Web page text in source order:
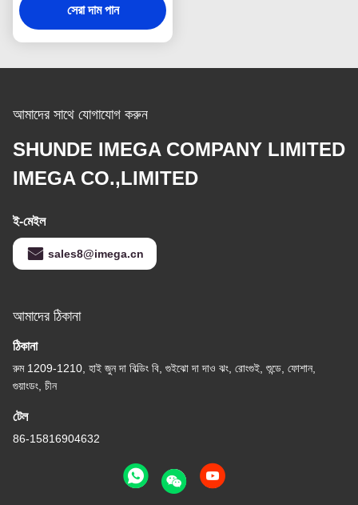
সেরা দাম পান
আমাদের সাথে যোগাযোগ করুন
SHUNDE IMEGA COMPANY LIMITED
IMEGA CO.,LIMITED
ই-মেইল
sales8@imega.cn
আমাদের ঠিকানা
ঠিকানা
রুম 1209-1210, হাই জুন দা বিল্ডিং বি, গুইঝো দা দাও ঝং, রোংগুই, শুন্ডে, ফোশান,
গুয়াংডং, চীন
টেল
86-15816904632